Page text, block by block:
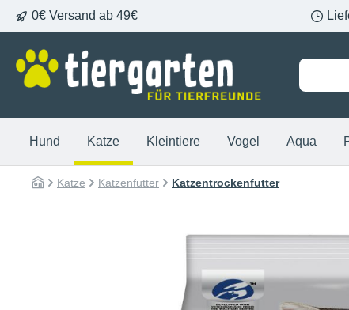
Zur Hauptnavigation springen
0€ Versand ab 49€
Hund Katze Kleintiere Vogel Aqua
Katze Katzenfutter Katzentrockenfutter